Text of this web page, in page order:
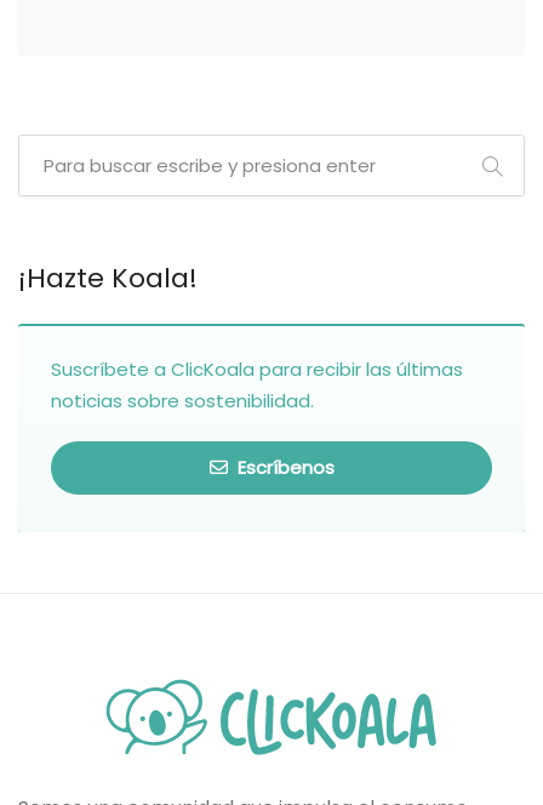
¡Hazte Koala!
Suscríbete a ClicKoala para recibir las últimas
noticias sobre sostenibilidad.
Escríbenos